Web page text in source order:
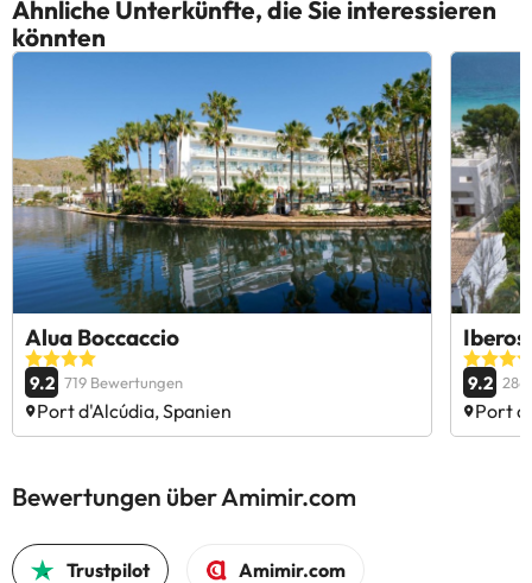
Ähnliche Unterkünfte, die Sie interessieren
könnten
Alua Boccaccio
9.2 719 Bewertungen
Port d'Alcúdia, Spanien
9.2
Port
Bewertungen über Amimir.com
Trustpilot Amimir.com